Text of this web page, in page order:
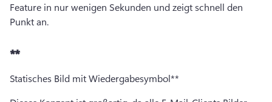
Feature in nur wenigen Sekunden und zeigt schnell den
Punkt an.
**
Statisches Bild mit Wiedergabesymbol**